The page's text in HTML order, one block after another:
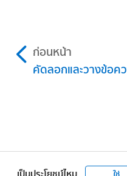
ที่คุณต้องการใช้
ก่อนหน้า
คัดลอกและวางข้อค